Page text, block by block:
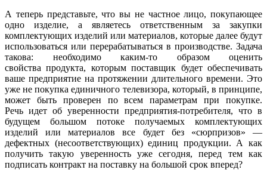
А теперь представьте, что вы не частное лицо, покупающее
одно изделие, а являетесь ответственным за закупки
комплектующих изделий или материалов, которые далее будут
использоваться или перерабатываться в производстве. Задача
такова: необходимо каким-то образом оценить
свойства продукта, которым поставщик будет обеспечивать
ваше предприятие на протяжении длительного времени. Это
уже не покупка единичного телевизора, который, в принципе,
может быть проверен по всем параметрам при покупке.
Речь идет об уверенности предприятия-потребителя, что в
будущем большом потоке получаемых комплектующих
изделий или материалов все будет без «сюрпризов» —
дефектных (несоответствующих) единиц продукции. А как
получить такую уверенность уже сегодня, перед тем как
подписать контракт на поставку на большой срок вперед?